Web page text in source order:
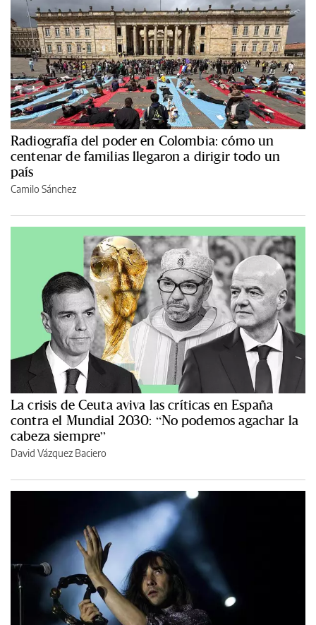
Radiografía del poder en Colombia: cómo un
centenar de familias llegaron a dirigir todo un
país
Camilo Sánchez
La crisis de Ceuta aviva las críticas en España
contra el Mundial 2030: “No podemos agachar la
cabeza siempre”
David Vázquez Baciero